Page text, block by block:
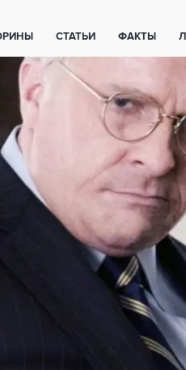
СТАТЬИ ФАКТЫ
ЗАКОНОДАТЕЛЬСТВО